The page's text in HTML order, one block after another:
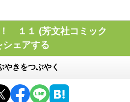
１１ (芳文社コミック
シェアする
やきをつぶやく